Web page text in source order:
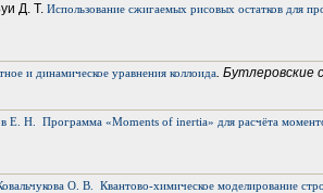
Д. Т. Использование сжигаемых рисовых остатков для
и динамическое уравнения коллоида. Бутлеровские
Е. Н. Программа «Moments of inertia» для расчёта
О. В. Квантово-химическое моделирование